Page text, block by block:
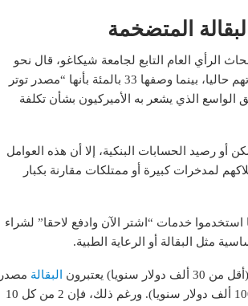
المتضخمة
الرأي العام التابع لجامعة شيكاغو، قال نحو
إن تكلفة البقالة تعد “مصدرا رئيسيا” للتوتر في حياتهم حاليا، بينما وصفها 33 بالمئة بأنها “مصدر توتر
القلق الواسع الذي يشعر به الأميركيون بشأن تكلفة
رصيد الحسابات البنكية، إلا أن هذه العوامل
لمدخرات كبيرة أو ممتلكات مقارنة بكبار
الاستطلاع أن نحو 4 من كل 10 أمريكيين تحت سن 45 عاما استخدموا خدمات “اشتر الآن وادفع لاحقا” لشراء
مثل البقالة أو الرعاية الطبية.
البقالة مصدر
توتر كبير، مقارنة بنحو 4 من كل 10 في فئة الدخل الأعلى (أكثر من 100 ألف دولار سنويا). ورغم ذلك، فإن 2 من كل 10